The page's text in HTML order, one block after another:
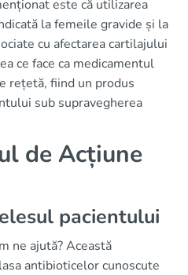
este că utilizarea
la femeile gravide și la
cu afectarea cartilajului
ce face ca medicamentul
rețetă, fiind un produs
sub supravegherea
de Acțiune
pacientului
ne ajută? Această
antibioticelor cunoscute